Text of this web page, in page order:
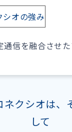
シオの強み
通信を融合させた
ネクシオは、
して